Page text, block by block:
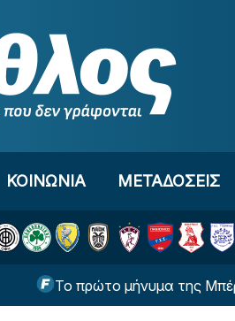
ΚΟΙΝΩΝΙΑ ΜΕΤΑΔΟΣΕΙΣ
Το πρώτο μήνυμα της Μπέριλ